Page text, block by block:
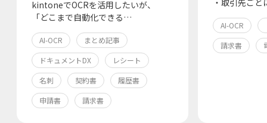
kintoneでOCRを活用したいが、
「どこまで自動化できる…
AI-OCR
まとめ記事
ドキュメントDX
レシート
名刺
契約書
履歴書
申請書
請求書
・取引先ご
AI-OCR
請求書